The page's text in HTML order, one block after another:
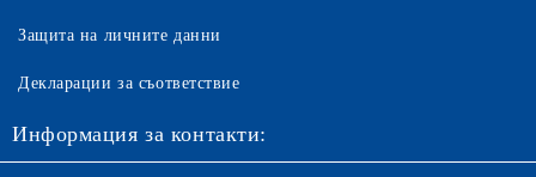
Защита на личните данни
Декларации за съответствие
Информация за контакти: